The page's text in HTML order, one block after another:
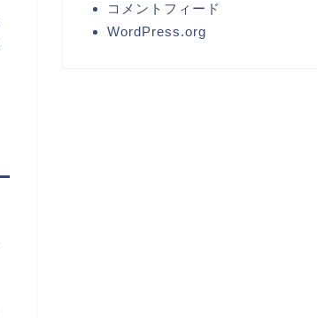
コメントフィード
WordPress.org